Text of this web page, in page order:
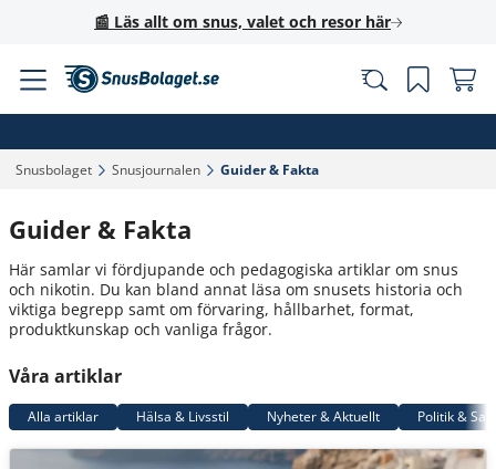
📰 Läs allt om snus, valet och resor här
Snusbolaget‎ Snusjournalen‎ Guider & Fakta‎
Guider & Fakta
Här samlar vi fördjupande och pedagogiska artiklar om snus
och nikotin. Du kan bland annat läsa om snusets historia och
viktiga begrepp samt om förvaring, hållbarhet, format,
produktkunskap och vanliga frågor.
Våra artiklar
Alla artiklar Hälsa & Livsstil Nyheter & Aktuellt Politik &